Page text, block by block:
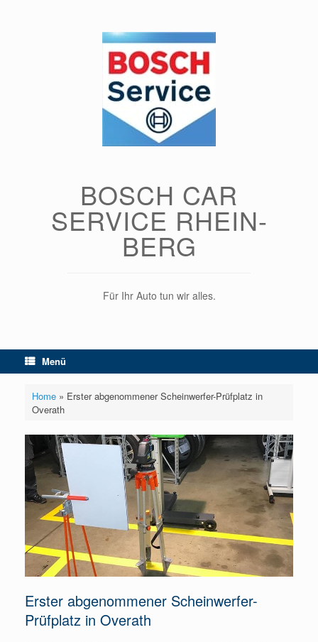
BOSCH CAR
SERVICE RHEIN-
BERG
Für Ihr Auto tun wir alles.
Menü
Home» Erster abgenommener Scheinwerfer-Prüfplatz in
Overath
Erster abgenommener Scheinwerfer-
Prüfplatz in Overath